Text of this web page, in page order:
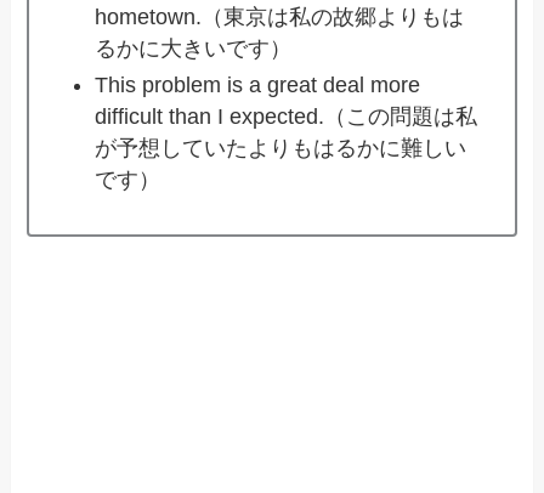
hometown.（東京は私の故郷よりもは
るかに大きいです）
This problem is a great deal more
difficult than I expected.（この問題は私
が予想していたよりもはるかに難しい
です）